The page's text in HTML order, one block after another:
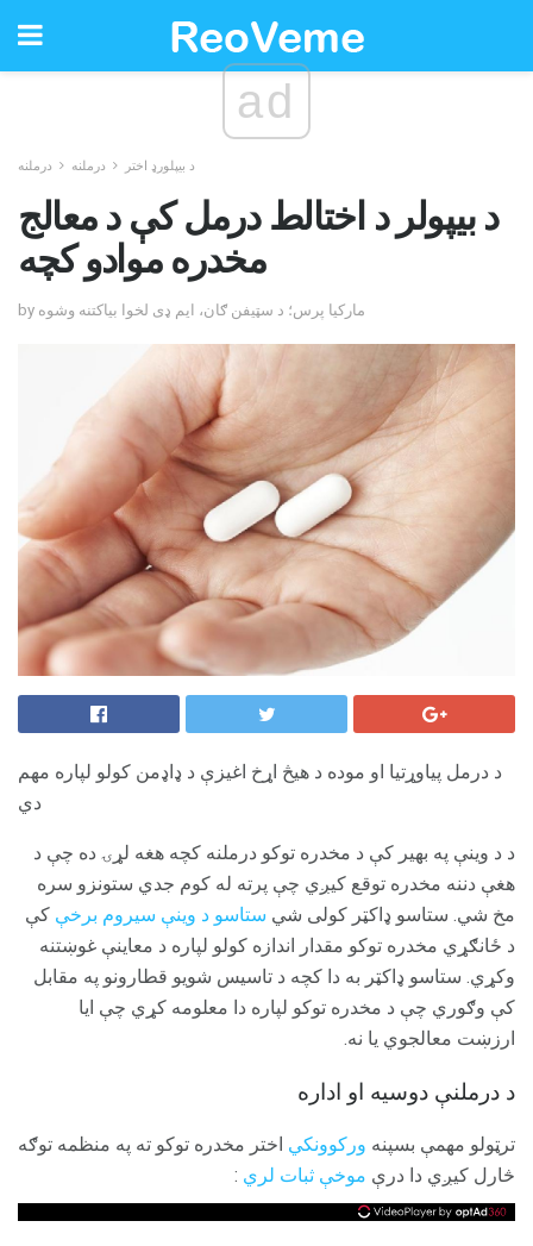
ad
د بیپلورډ اختر درملنه درملنه
د بیپولر د اختالط درمل کې د معالج
مخدره موادو کچه
by مارکیا پرس؛ د سټیفن ګان، ایم ډی لخوا بیاکتنه وشوه
د درمل پیاوړتیا او موده د هیڅ اړخ اغیزې د ډاډمن کولو لپاره مهم
دي
د د وینې په بهیر کې د مخدره توکو درملنه کچه هغه لړۍ ده چې د
هغې دننه مخدره توقع کیږي چې پرته له کوم جدي ستونزو سره
مخ شي. ستاسو ډاکټر کولی شي ستاسو د وینې سیروم برخې کې
د ځانګړي مخدره توکو مقدار اندازه کولو لپاره د معاینې غوښتنه
وکړي. ستاسو ډاکټر به دا کچه د تاسیس شویو قطارونو په مقابل
کې وګوري چې د مخدره توکو لپاره دا معلومه کړي چې ایا
ارزښت معالجوي یا نه.
د درملنې دوسیه او اداره
ترټولو مهمې بسپنه ورکوونکي اختر مخدره توکو ته په منظمه توګه
څارل کیږي دا درې موخې ثبات لري :